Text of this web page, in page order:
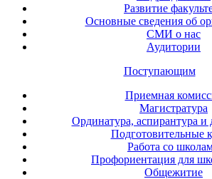
Развитие
Основные сведения об
СМИ о нас
Аудитории
Поступающим
Приемная
Магистратура
Ординатура, аспирантура и
Подготовительные
Работа со
Профориентация для
Общежитие